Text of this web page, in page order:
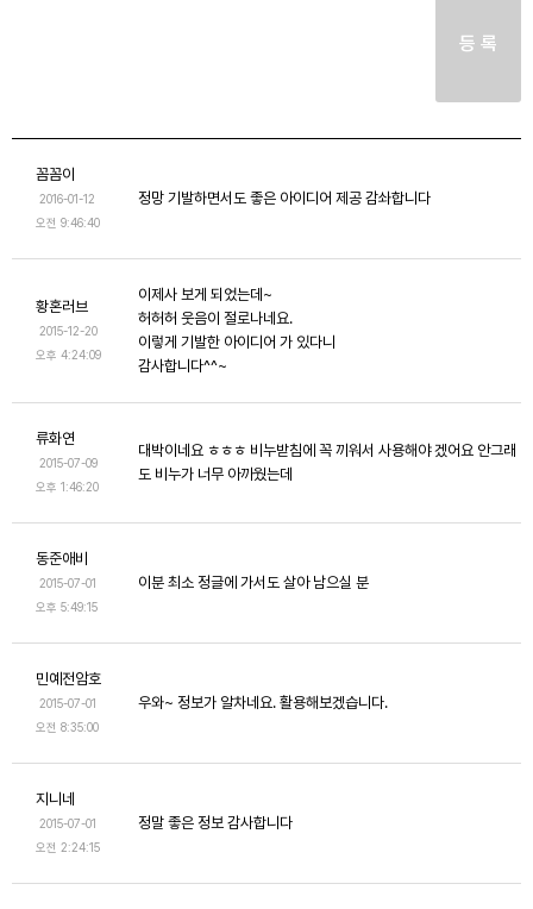
등 록
꼼꼼이
2016-01-12
오전 9:46:40
정망 기발하면서도 좋은 아이디어 제공 감솨합니다
황혼러브
2015-12-20
오후 4:24:09
이제사 보게 되었는데~
허허허 웃음이 절로나네요.
이렇게 기발한 아이디어 가 있다니
감사합니다^^~
류화연
2015-07-09
오후 1:46:20
대박이네요 ㅎㅎㅎ 비누받침에 꼭 끼워서 사용해야 겠어요 안그래
도 비누가 너무 아까웠는데
동준애비
2015-07-01
오후 5:49:15
이분 최소 정글에 가서도 살아 남으실 분
민예전암호
2015-07-01
오전 8:35:00
우와~ 정보가 알차네요. 활용해보겠습니다.
지니네
2015-07-01
오전 2:24:15
정말 좋은 정보 감사합니다